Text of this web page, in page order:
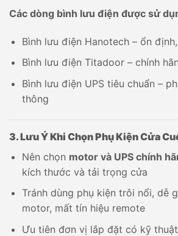
Các dòng bình lưu điện được sử
Bình lưu điện Hanotech – ổn
Bình lưu điện Titadoor – chính
Bình lưu điện UPS tiêu chuẩn –
thông
3. Lưu Ý Khi Chọn Phụ Kiện Cửa
Nên chọn motor và UPS chính
kích thước và tải trọng cửa
Tránh dùng phụ kiện trôi nổi, dễ
motor, mất tín hiệu remote
Ưu tiên đơn vị lắp đặt có kỹ